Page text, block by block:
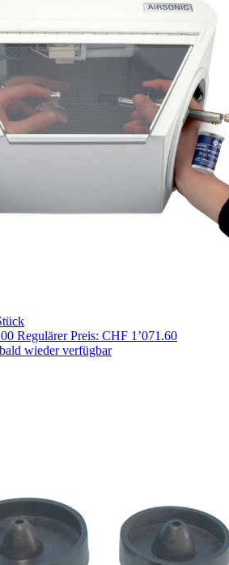
Regulärer Preis: CHF 1’071.60
wieder verfügbar